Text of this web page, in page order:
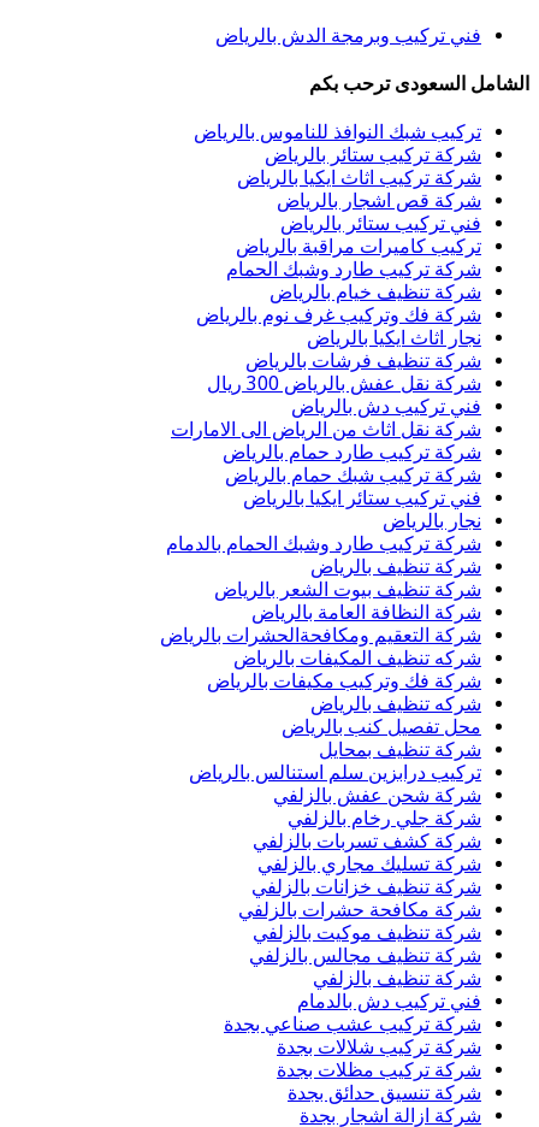
فني تركيب وبرمجة الدش بالرياض
الشامل السعودى ترحب بكم
تركيب شبك النوافذ للناموس بالرياض
شركة تركيب ستائر بالرياض
شركة تركيب اثاث ايكيا بالرياض
شركة قص اشجار بالرياض
فني تركيب ستائر بالرياض
تركيب كاميرات مراقبة بالرياض
شركة تركيب طارد وشبك الحمام
شركة تنظيف خيام بالرياض
شركة فك وتركيب غرف نوم بالرياض
نجار اثاث ايكيا بالرياض
شركة تنظيف فرشات بالرياض
شركة نقل عفش بالرياض 300 ريال
فني تركيب دش بالرياض
شركة نقل اثاث من الرياض الى الامارات
شركة تركيب طارد حمام بالرياض
شركة تركيب شبك حمام بالرياض
فني تركيب ستائر ايكيا بالرياض
نجار بالرياض
شركة تركيب طارد وشبك الحمام بالدمام
شركة تنظيف بالرياض
شركة تنظيف بيوت الشعر بالرياض
شركة النظافة العامة بالرياض
شركة التعقيم ومكافحةالحشرات بالرياض
شركه تنظيف المكيفات بالرياض
شركة فك وتركيب مكيفات بالرياض
شركه تنظيف بالرياض
محل تفصيل كنب بالرياض
شركة تنظيف بمحايل
تركيب درابزين سلم استنالس بالرياض
شركة شحن عفش بالزلفي
شركة جلي رخام بالزلفي
شركة كشف تسربات بالزلفي
شركة تسليك مجاري بالزلفي
شركة تنظيف خزانات بالزلفي
شركة مكافحة حشرات بالزلفي
شركة تنظيف موكيت بالزلفي
شركة تنظيف مجالس بالزلفي
شركة تنظيف بالزلفي
فني تركيب دش بالدمام
شركة تركيب عشب صناعي بجدة
شركة تركيب شلالات بجدة
شركة تركيب مظلات بجدة
شركة تنسيق حدائق بجدة
شركة ازالة اشجار بجدة